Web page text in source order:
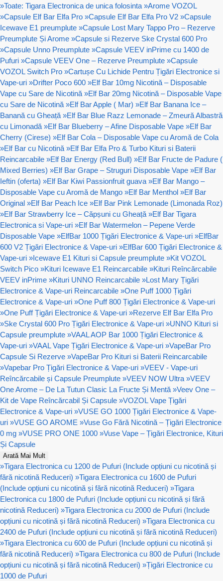
»Toate: Tigara Electronica de unica folosinta »Arome VOZOL
»Capsule Elf Bar Elfa Pro »Capsule Elf Bar Elfa Pro V2 »Capsule
Icewave E1 preumplute »Capsule Lost Mary Tappo Pro – Rezerve
Preumplute Și Arome »Capsule si Rezerve Ske Crystal 600 Pro
»Capsule Unno Preumplute »Capsule VEEV inPrime cu 1400 de
Pufuri »Capsule VEEV One – Rezerve Preumplute »Capsule
VOZOL Switch Pro »Cartușe Cu Lichide Pentru Țigări Electronice si
Vape-uri »Drifter Poco 600 »Elf Bar 10mg Nicotină – Disposable
Vape cu Sare de Nicotină »Elf Bar 20mg Nicotină – Disposable Vape
cu Sare de Nicotină »Elf Bar Apple ( Mar) »Elf Bar Banana Ice –
Banană cu Gheață »Elf Bar Blue Razz Lemonade – Zmeură Albastră
cu Limonadă »Elf Bar Blueberry – Afine Disposable Vape »Elf Bar
Cherry (Cirese) »Elf Bar Cola – Disposable Vape cu Aromă de Cola
»Elf Bar cu Nicotină »Elf Bar Elfa Pro & Turbo Kituri si Baterii
Reincarcabile »Elf Bar Energy (Red Bull) »Elf Bar Fructe de Padure (
Mixed Berries) »Elf Bar Grape – Struguri Disposable Vape »Elf Bar
Ieftin (oferta) »Elf Bar Kiwi Passionfruit guava »Elf Bar Mango –
Disposable Vape cu Aromă de Mango »Elf Bar Menthol »Elf Bar
Original »Elf Bar Peach Ice »Elf Bar Pink Lemonade (Limonada Roz)
»Elf Bar Strawberry Ice – Căpșuni cu Gheață »Elf Bar Tigara
Electronica si Vape-uri »Elf Bar Watermelon – Pepene Verde
Disposable Vape »ElfBar 1000 Țigări Electronice & Vape-uri »ElfBar
600 V2 Țigări Electronice & Vape-uri »ElfBar 600 Țigări Electronice &
Vape-uri »Icewave E1 Kituri si Capsule preumplute »Kit VOZOL
Switch Pico »Kituri Icewave E1 Reincarcabile »Kituri Reîncărcabile
VEEV inPrime »Kituri UNNO Reincarcabile »Lost Mary Țigări
Electronice & Vape-uri Reincarcabile »One Puff 1000 Țigări
Electronice & Vape-uri »One Puff 800 Țigări Electronice & Vape-uri
»One Puff Țigări Electronice & Vape-uri »Rezerve Elf Bar Elfa Pro
»Ske Crystal 600 Pro Țigări Electronice & Vape-uri »UNNO Kituri si
Capsule preumplute »VAAL AOP Bar 1000 Țigări Electronice &
Vape-uri »VAAL Vape Țigări Electronice & Vape-uri »VapeBar Pro
Capsule Si Rezerve »VapeBar Pro Kituri si Baterii Reincarcabile
»Vapebar Pro Țigări Electronice & Vape-uri »VEEV - Vape-uri
Reîncărcabile și Capsule Preumplute »VEEV NOW Ultra »VEEV
One Arome – De La Tutun Clasic La Fructe Și Mentă »Veev One –
Kit de Vape Reîncărcabil Și Capsule »VOZOL Vape Țigări
Electronice & Vape-uri »VUSE GO 1000 Țigări Electronice & Vape-
uri »VUSE GO AROME »Vuse Go Fără Nicotină – Țigări Electronice
0 mg »VUSE PRO ONE 1000 »Vuse Vape – Țigări Electronice, Kituri
Și Capsule
Arată Mai Mult
»Tigara Electronica cu 1200 de Pufuri (Include opțiuni cu nicotină și
fără nicotină Reduceri) »Tigara Electronica cu 1600 de Pufuri
(Include opțiuni cu nicotină și fără nicotină Reduceri) »Tigara
Electronica cu 1800 de Pufuri (Include opțiuni cu nicotină și fără
nicotină Reduceri) »Tigara Electronica cu 2000 de Pufuri (Include
opțiuni cu nicotină și fără nicotină Reduceri) »Tigara Electronica cu
2400 de Pufuri (Include opțiuni cu nicotină și fără nicotină Reduceri)
»Tigara Electronica cu 600 de Pufuri (Include opțiuni cu nicotină și
fără nicotină Reduceri) »Tigara Electronica cu 800 de Pufuri (Include
opțiuni cu nicotină și fără nicotină Reduceri) »Țigări Electronice cu
1000 de Pufuri